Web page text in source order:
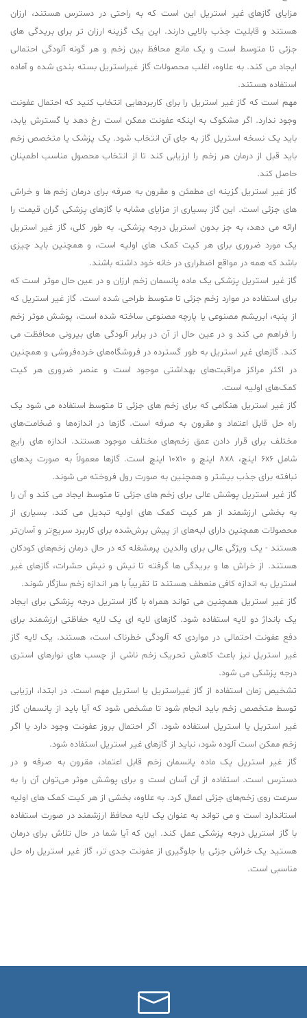
مزایای گازهای غیر استریل این است که به راحتی در دسترس هستند، ارزان
هستند و قابلیت جذب بالایی دارند. این یک گزینه ارزان تر برای بریدگی های
جزئی تا متوسط است و یک مانع محافظ بین زخم و هر گونه آلودگی احتمالی
ایجاد می کند. به علاوه، اغلب محصولات گاز غیراستریل بسته بندی شده و آماده
استفاده هستند.
مهم است که گاز غیر استریل را برای کاربردهایی انتخاب کنید که احتمال عفونت
وجود ندارد. اگر مشکوک به اینکه عفونت ممکن است رخ دهد یا گسترش یابد،
باید یک نسخه استریل گاز به جای آن انتخاب شود. یک پزشک یا متخصص زخم
باید قبل از درمان هر زخم را ارزیابی کند تا از انتخاب محصول مناسب اطمینان
حاصل کند.
گاز غیر استریل گزینه ای مطمئن و مقرون به صرفه برای درمان زخم ها و خراش
های جزئی است. این گاز بسیاری از مزایای مشابه با گازهای پزشکی گران قیمت را
ارائه می دهد، به جز بدون استریل درجه پزشکی. به طور کلی، گاز غیر استریل
یک مورد ضروری برای هر کیت کمک های اولیه است، و همچنین باید چیزی
باشد که همه در مواقع اضطراری در خانه خود داشته باشند.
گاز غیر استریل پزشکی یک ماده پانسمان زخم ارزان و در عین حال موثر است که
برای استفاده در موارد زخم جزئی تا متوسط طراحی شده است. گاز غیر استریل که
از پنبه، ابریشم مصنوعی یا پارچه مصنوعی ساخته شده است، پوشش موثر زخم
را فراهم می کند و در عین حال از آن در برابر آلودگی های بیرونی محافظت می
کند. گازهای غیر استریل به طور گسترده در فروشگاه‌های خرده‌فروشی و همچنین
در اکثر مراکز مراقبت‌های بهداشتی موجود است و عنصر ضروری هر کیت
کمک‌های اولیه است.
گاز غیر استریل هنگامی که برای زخم های جزئی تا متوسط استفاده می شود یک
راه حل قابل اعتماد و مقرون به صرفه است. گازها در اندازه‌ها و ضخامت‌های
مختلف برای قرار دادن عمق زخم‌های مختلف موجود هستند. اندازه های رایج
شامل 6x6 اینچ، 8x8 اینچ و 10x10 اینچ است. گازها معمولاً به صورت پدهای
نبافته برای جذب بیشتر و همچنین به صورت رول فروخته می شوند.
گاز غیر استریل پوشش عالی برای زخم های جزئی تا متوسط ایجاد می کند و آن را
به بخشی ارزشمند از هر کیت کمک های اولیه تبدیل می کند. بسیاری از
محصولات همچنین دارای لبه‌های از پیش برش‌شده برای کاربرد سریع‌تر و آسان‌تر
هستند - یک ویژگی عالی برای والدین پرمشغله که در حال درمان زخم‌های کودکان
هستند. از خراش ها و بریدگی ها گرفته تا نیش و نیش حشرات، گازهای غیر
استریل به اندازه کافی منعطف هستند تا تقریباً با هر اندازه زخم سازگار شوند.
گاز غیر استریل همچنین می تواند همراه با گاز استریل درجه پزشکی برای ایجاد
یک بانداژ دو لایه استفاده شود. گازهای لایه ای یک لایه حفاظتی ارزشمند برای
دفع عفونت احتمالی در مواردی که آلودگی خطرناک است، هستند. یک لایه گاز
غیر استریل نیز باعث کاهش تحریک زخم ناشی از چسب های نوارهای استری
درجه پزشکی می شود.
تشخیص زمان استفاده از گاز غیراستریل یا استریل مهم است. در ابتدا، ارزیابی
توسط متخصص زخم باید انجام شود تا مشخص شود که آیا باید از پانسمان گاز
غیر استریل یا استریل استفاده شود. اگر احتمال بروز عفونت وجود دارد یا اگر
زخم ممکن است آلوده شود، نباید از گازهای غیر استریل استفاده شود.
گاز غیر استریل یک ماده پانسمان زخم قابل اعتماد، مقرون به صرفه و در
دسترس است. استفاده از آن آسان است و برای پوشش موثر می‌توان آن را به
سرعت روی زخم‌های جزئی اعمال کرد. به علاوه، بخشی از هر کیت کمک های اولیه
استاندارد است و می تواند به عنوان یک لایه محافظ ارزشمند در صورت استفاده
با گاز استریل درجه پزشکی عمل کند. این که آیا شما در حال تلاش برای درمان
هستید یک خراش جزئی یا جلوگیری از عفونت جدی تر، گاز غیر استریل راه حل
مناسبی است.